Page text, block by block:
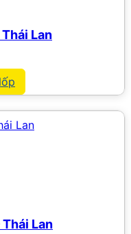
Lan
Lan